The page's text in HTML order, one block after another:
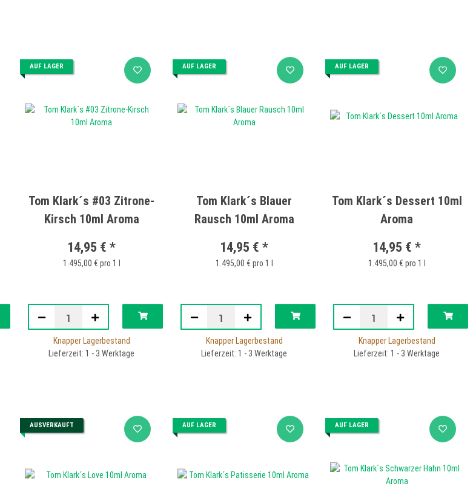
AUF LAGER
Tom Klark´s #03 Zitrone-
Kirsch 10ml Aroma
14,95 € *
1.495,00 € pro 1 l
Knapper Lagerbestand
Lieferzeit: 1 - 3 Werktage
AUF LAGER
Tom Klark´s Blauer
Rausch 10ml Aroma
14,95 € *
1.495,00 € pro 1 l
Knapper Lagerbestand
Lieferzeit: 1 - 3 Werktage
AUF LAGER
Tom Klark´s Dessert 10ml
Aroma
14,95 € *
1.495,00 € pro 1 l
Knapper Lagerbestand
Lieferzeit: 1 - 3 Werktage
AUSVERKAUFT AUF LAGER AUF LAGER